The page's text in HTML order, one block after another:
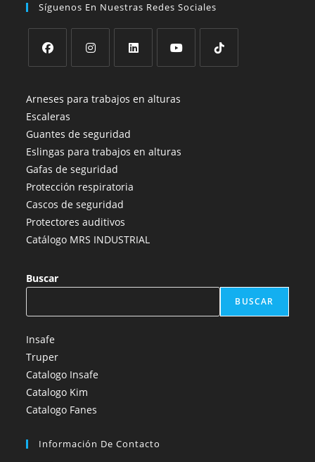
Síguenos En Nuestras Redes Sociales
abre
en
una
nueva
pestaña
abre
una
nueva
pestaña
abre
una
nueva
pestaña
abre
nueva
Arneses para trabajos en alturas
Escaleras
Guantes de seguridad
Eslingas para trabajos en alturas
Gafas de seguridad
Protección respiratoria
Cascos de seguridad
Protectores auditivos
Catálogo MRS INDUSTRIAL
Buscar
BUSCAR
Insafe
Truper
Catalogo Insafe
Catalogo Kim
Catalogo Fanes
Información De Contacto